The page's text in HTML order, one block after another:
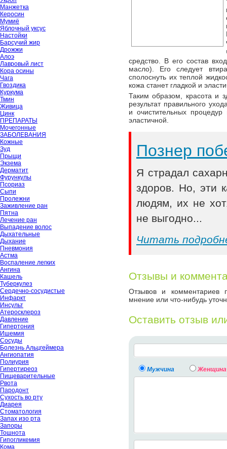
Манжетка
Керосин
Мумиё
Яблочный уксус
Настойки
Барсучий жир
Дрожжи
Алоэ
Лавровый лист
Кора осины
Чага
Гвоздика
Куркума
Тмин
Живица
Цинк
ПРЕПАРАТЫ
Мочегонные
ЗАБОЛЕВАНИЯ
Кожные
Зуд
Прыщи
Экзема
Дерматит
Фурункулы
Псориаз
Сыпи
Пролежни
Заживление ран
Пятна
Лечение ран
Выпадение волос
Дыхательные
Дыхание
Пневмония
Астма
Воспаление легких
Ангина
Кашель
Туберкулез
Сердечно-сосудистые
Инфаркт
Инсульт
Атеросклероз
Давление
Гипертония
Ишемия
Сосуды
Болезнь Альцгеймера
Ангиопатия
Полиурия
Гипертиреоз
Пищеварительные
Рвота
Пародонт
Сухость во рту
Диарея
Стоматология
Запах изо рта
Запоры
Тошнота
Гипогликемия
Кома
средство. В его состав
масло). Его следует
сполоснуть их теплой
кожа станет гладкой и
Таким образом, красота и
результат правильного
и очистительных
эластичной.
Познер
Я страдал
здоров. Но, эти
людям, их не
не выгодно...
Читать
Отзывы и
Отзывов и комментариев
мнение или что-нибудь
Оставить отзыв
Мужчина Женщина